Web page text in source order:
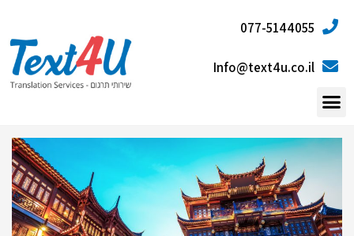
077-5144055
Info@text4u.co.il